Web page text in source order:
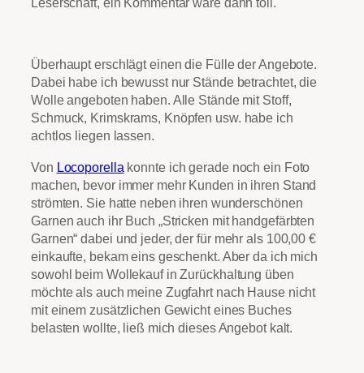
Überhaupt erschlägt einen die Fülle der Angebote.
Dabei habe ich bewusst nur Stände betrachtet, die
Wolle angeboten haben. Alle Stände mit Stoff,
Schmuck, Krimskrams, Knöpfen usw. habe ich
achtlos liegen lassen.
Von Locoporella konnte ich gerade noch ein Foto
machen, bevor immer mehr Kunden in ihren Stand
strömten. Sie hatte neben ihren wunderschönen
Garnen auch ihr Buch „Stricken mit handgefärbten
Garnen“ dabei und jeder, der für mehr als 100,00 €
einkaufte, bekam eins geschenkt. Aber da ich mich
sowohl beim Wollekauf in Zurückhaltung üben
möchte als auch meine Zugfahrt nach Hause nicht
mit einem zusätzlichen Gewicht eines Buches
belasten wollte, ließ mich dieses Angebot kalt.